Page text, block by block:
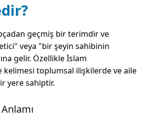
geçmiş bir terimdir ve
veya "bir şeyin sahibinin
gelir. Özellikle İslam
toplumsal ilişkilerde ve aile
yere sahiptir.